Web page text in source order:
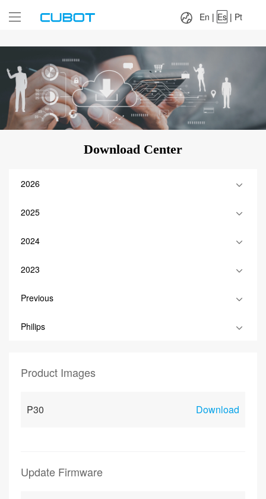
Pt
En | Es | Pt
Download Center
2026
2025
2024
2023
Previous
Philips
Product Images
P30 Download
Update Firmware